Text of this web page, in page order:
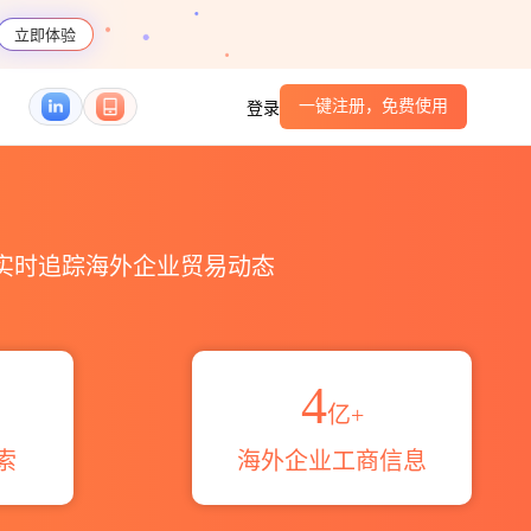
立即体验
登录 一键注册，免费使用
时追踪海外企业贸易动态
4亿+
海外企业工商信息